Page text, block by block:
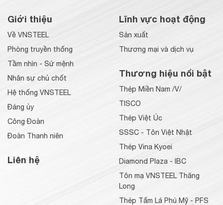
Giới thiệu
Về VNSTEEL
Phòng truyền thống
Tầm nhìn - Sứ mệnh
Nhân sự chủ chốt
Hệ thống VNSTEEL
Đảng ủy
Công Đoàn
Đoàn Thanh niên
Liên hệ
Lĩnh vực hoạt động
Sản xuất
Thương mại và dịch vụ
Thương hiệu nổi bật
Thép Miền Nam /V/
TISCO
Thép Việt Úc
SSSC - Tôn Việt Nhật
Thép Vina Kyoei
Diamond Plaza - IBC
Tôn mạ VNSTEEL Thăng
Long
Thép Tấm Lá Phú Mỹ - PFS